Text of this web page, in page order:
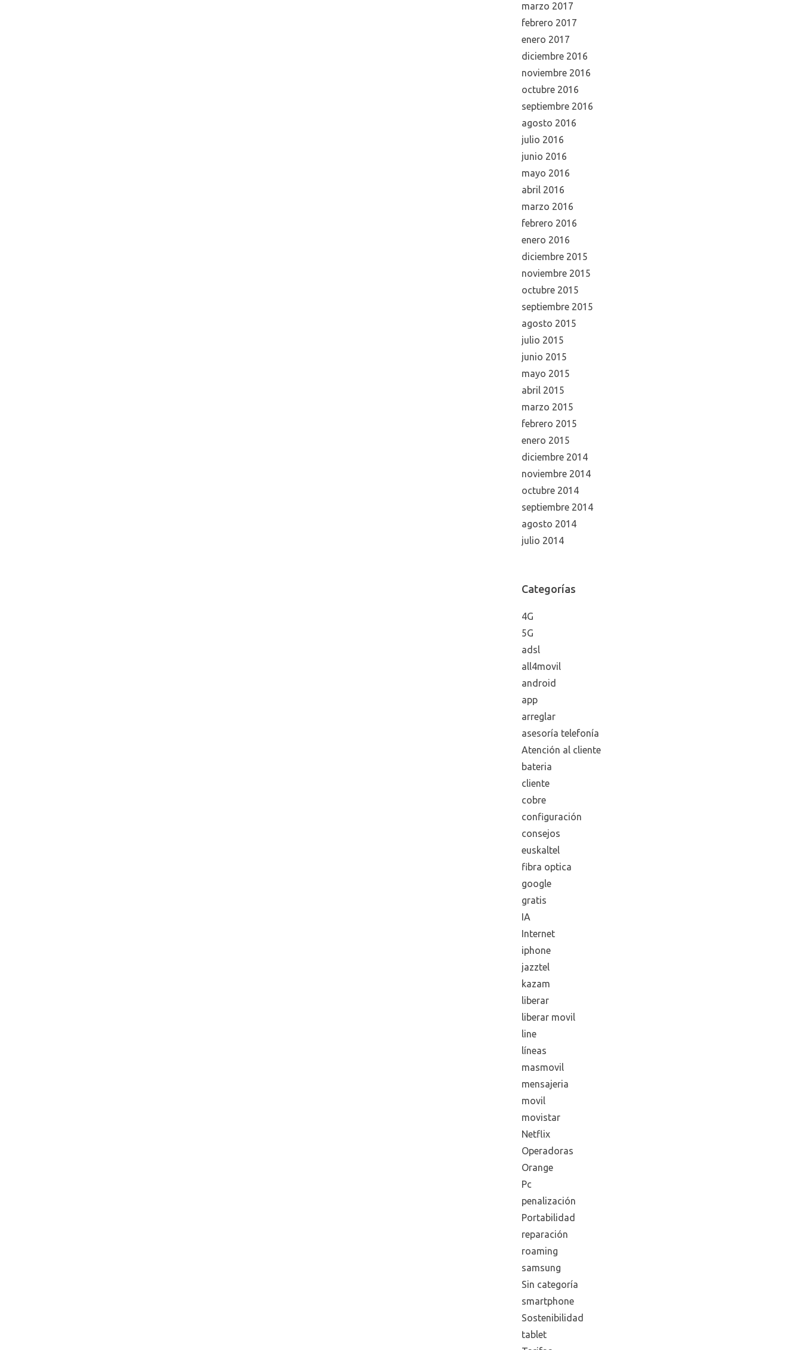
marzo 2017
febrero 2017
enero 2017
diciembre 2016
noviembre 2016
octubre 2016
septiembre 2016
agosto 2016
julio 2016
junio 2016
mayo 2016
abril 2016
marzo 2016
febrero 2016
enero 2016
diciembre 2015
noviembre 2015
octubre 2015
septiembre 2015
agosto 2015
julio 2015
junio 2015
mayo 2015
abril 2015
marzo 2015
febrero 2015
enero 2015
diciembre 2014
noviembre 2014
octubre 2014
septiembre 2014
agosto 2014
julio 2014
Categorías
4G
5G
adsl
all4movil
android
app
arreglar
asesoría telefonía
Atención al cliente
bateria
cliente
cobre
configuración
consejos
euskaltel
fibra optica
google
gratis
IA
Internet
iphone
jazztel
kazam
liberar
liberar movil
line
líneas
masmovil
mensajeria
movil
movistar
Netflix
Operadoras
Orange
Pc
penalización
Portabilidad
reparación
roaming
samsung
Sin categoría
smartphone
Sostenibilidad
tablet